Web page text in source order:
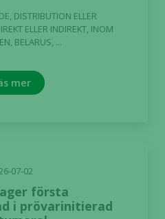
DISTRIBUTION ELLER
ELLER INDIREKT, INOM
BELARUS, ...
mer
07-02
första
i prövarinitierad